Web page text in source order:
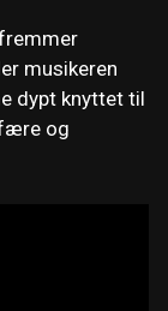
musikeren
dypt knyttet til
og